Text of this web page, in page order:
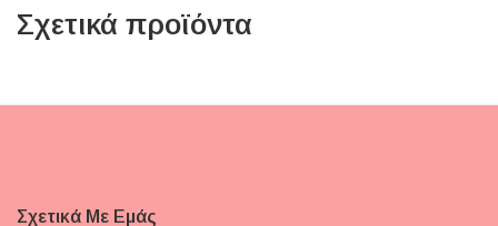
Σχετικά προϊόντα
Σχετικά Με Εμάς